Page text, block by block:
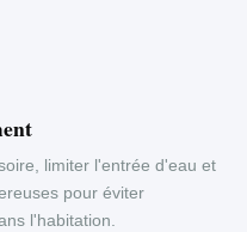
limiter l'entrée d'eau et
pour éviter
l'habitation.